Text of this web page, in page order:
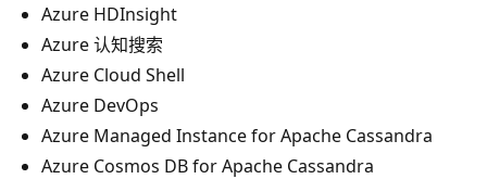
Azure HDInsight
Azure 认知搜索
Azure Cloud Shell
Azure DevOps
Azure Managed Instance for Apache Cassandra
Azure Cosmos DB for Apache Cassandra